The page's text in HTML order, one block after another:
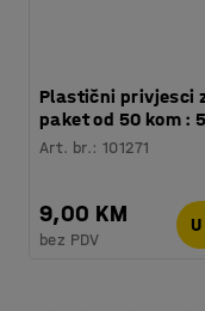
Plastični privjesci
paket od 50 kom :
Art. br.:101271
9,00 KM
bez PDV